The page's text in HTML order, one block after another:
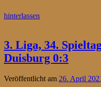
hinterlassen
3. Liga, 34.
Duisburg 0:3
Veröffentlicht am 26. April